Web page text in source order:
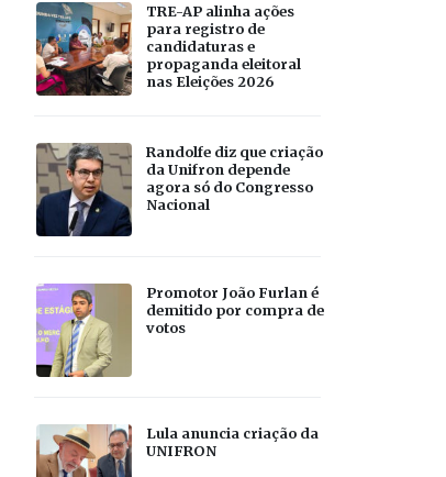
TRE-AP alinha ações
para registro de
candidaturas e
propaganda eleitoral
nas Eleições 2026
Randolfe diz que criação
da Unifron depende
agora só do Congresso
Nacional
Promotor João Furlan é
demitido por compra de
votos
Lula anuncia criação da
UNIFRON